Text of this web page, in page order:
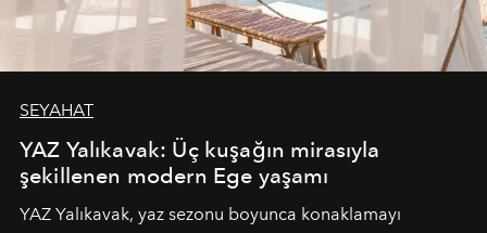
SEYAHAT
YAZ Yalıkavak: Üç kuşağın mirasıyla
şekillenen modern Ege yaşamı
YAZ Yalıkavak, yaz sezonu boyunca konaklamayı